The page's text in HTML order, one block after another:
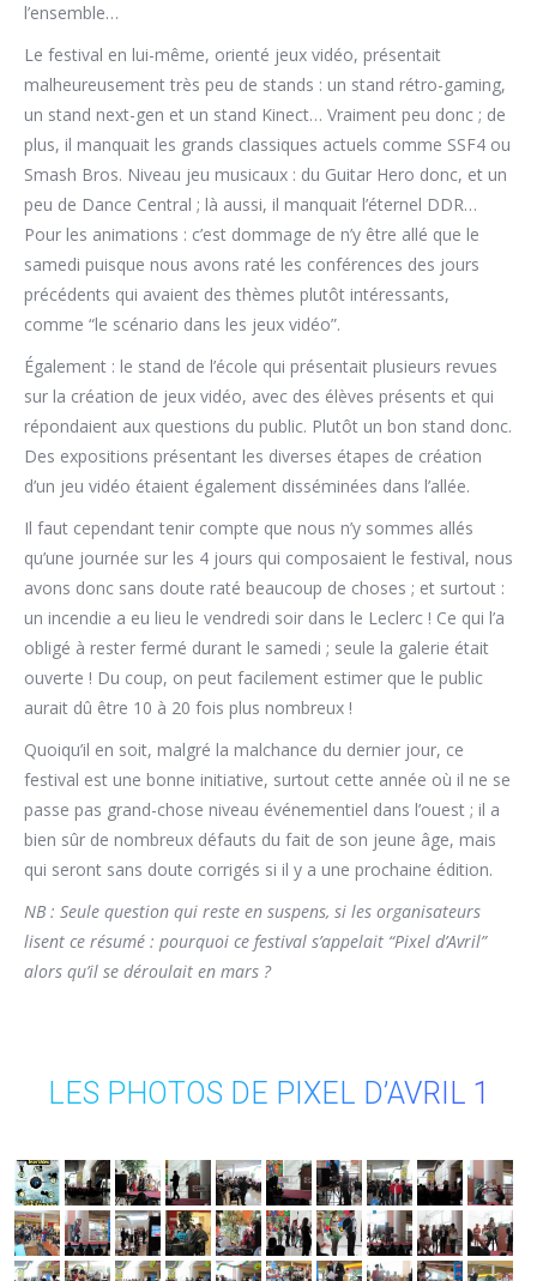
l’ensemble…
Le festival en lui-même, orienté jeux vidéo, présentait
malheureusement très peu de stands : un stand rétro-gaming,
un stand next-gen et un stand Kinect… Vraiment peu donc ; de
plus, il manquait les grands classiques actuels comme SSF4 ou
Smash Bros. Niveau jeu musicaux : du Guitar Hero donc, et un
peu de Dance Central ; là aussi, il manquait l’éternel DDR…
Pour les animations : c’est dommage de n’y être allé que le
samedi puisque nous avons raté les conférences des jours
précédents qui avaient des thèmes plutôt intéressants,
comme “le scénario dans les jeux vidéo”.
Également : le stand de l’école qui présentait plusieurs revues
sur la création de jeux vidéo, avec des élèves présents et qui
répondaient aux questions du public. Plutôt un bon stand donc.
Des expositions présentant les diverses étapes de création
d’un jeu vidéo étaient également disséminées dans l’allée.
Il faut cependant tenir compte que nous n’y sommes allés
qu’une journée sur les 4 jours qui composaient le festival, nous
avons donc sans doute raté beaucoup de choses ; et surtout :
un incendie a eu lieu le vendredi soir dans le Leclerc ! Ce qui l’a
obligé à rester fermé durant le samedi ; seule la galerie était
ouverte ! Du coup, on peut facilement estimer que le public
aurait dû être 10 à 20 fois plus nombreux !
Quoiqu’il en soit, malgré la malchance du dernier jour, ce
festival est une bonne initiative, surtout cette année où il ne se
passe pas grand-chose niveau événementiel dans l’ouest ; il a
bien sûr de nombreux défauts du fait de son jeune âge, mais
qui seront sans doute corrigés si il y a une prochaine édition.
NB : Seule question qui reste en suspens, si les organisateurs
lisent ce résumé : pourquoi ce festival s’appelait “Pixel d’Avril”
alors qu’il se déroulait en mars ?
LES PHOTOS DE PIXEL D’AVRIL 1